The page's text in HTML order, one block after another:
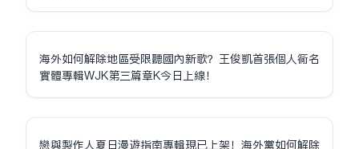
海外如何解除地區受限聽國內新歌？王俊凱首張個人同名
實體專輯WJK第三篇章K今日上線！
戀與製作人夏日漫遊指南專輯現已上架！海外黨如何解除